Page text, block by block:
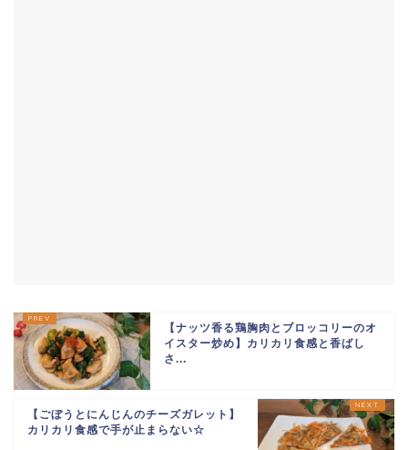
【ナッツ香る鶏胸肉とブロッコリーのオ
イスター炒め】カリカリ食感と香ばし
さ...
【ごぼうとにんじんのチーズガレット】
カリカリ食感で手が止まらない☆